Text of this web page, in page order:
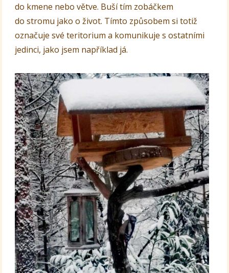
do kmene nebo větve. Buší tím zobáčkem
do stromu jako o život. Tímto způsobem si totiž
označuje své teritorium a komunikuje s ostatními
jedinci, jako jsem například já.